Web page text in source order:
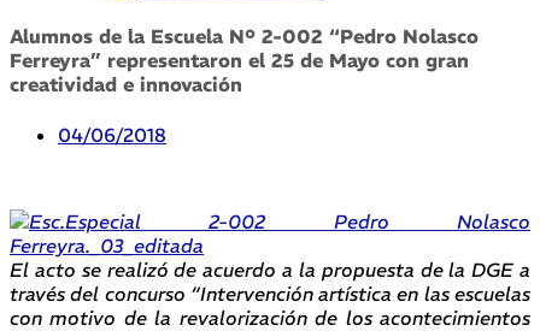
Alumnos de la Escuela Nº 2-002 “Pedro Nolasco
Ferreyra” representaron el 25 de Mayo con gran
creatividad e innovación
04/06/2018
El acto se realizó de acuerdo a la propuesta de la DGE a
través del concurso “Intervención artística en las escuelas
con motivo de la revalorización de los acontecimientos